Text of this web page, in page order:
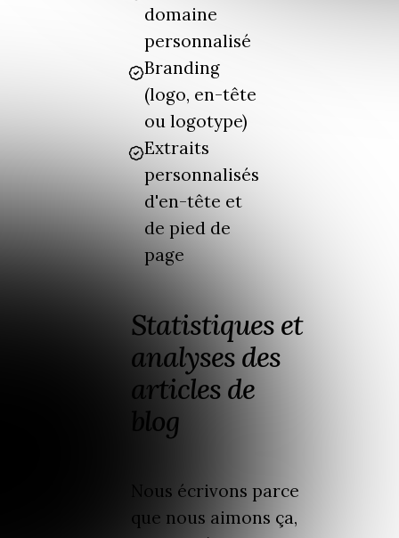
domaine
personnalisé
Branding
(logo, en-tête
ou logotype)
Extraits
personnalisés
d'en-tête et
de pied de
page
Statistiques et
analyses des
articles de
blog
Nous écrivons parce
que nous aimons ça,